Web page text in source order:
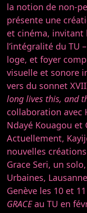
la notion de non-
présente une
et cinéma, invitant
l’intégralité du TU
loge, et foyer
visuelle et sonore
vers du sonnet
long lives this, and
collaboration avec
Ndayé Kouagou et
Actuellement,
nouvelles
Grace Seri, un solo,
Urbaines,
Genève les 10 et
GRACEau TU en